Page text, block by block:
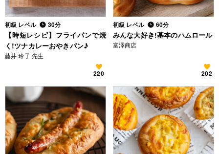
初級 レベル 30分
【時短レシピ】フライパンで焼
く!ツナカレーおやきパン♪
藤井 玲子 先生
220
初級 レベル 60分
みんな大好き!基本のハムロール
富澤商店
202